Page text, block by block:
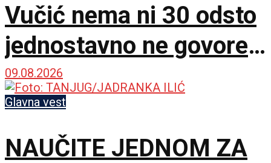
Vučić nema ni 30 odsto
jednostavno ne govore
istinu
09.08.2026
Glavna vest
NAUČITE JEDNOM ZA